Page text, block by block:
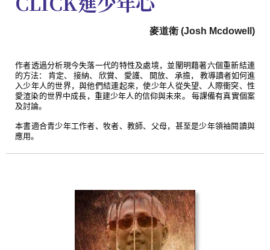
麥道衛 (Josh Mcdowell)
作者透過分析現今失落一代的特性及處境，並闡明藉著六個重新結連
的方法： 肯定、 接納、 欣賞、 愛護、 開放、 承擔， 教導讀者如何進
入少年人的世界，與他們結連起來，使少年人從失望、人際衝突、性
愛渲染的世界中成長，重建少年人的信仰與未來。 每課備有真實個案
及討論。
本書適合青少年工作者、牧者、教師、父母，甚至是少年領袖閱讀與
應用。